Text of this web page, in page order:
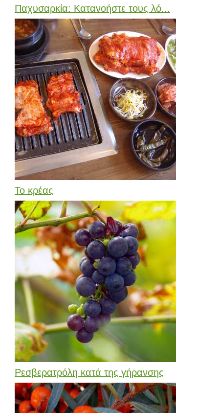
Παχυσαρκία: Κατανοήστε τους λό...
Το κρέας
Ρεσβερατρόλη κατά της γήρανσης